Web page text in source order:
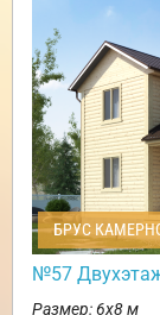
БРУС
№57
Размер: 6х8 м